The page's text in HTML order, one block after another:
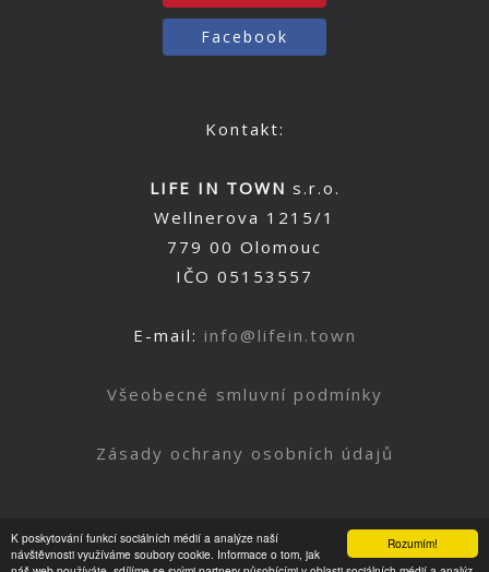
Rozumím!
K poskytování funkcí sociálních médií a analýze naší
návštěvnosti využíváme soubory cookie. Informace o tom, jak
Facebook
Kontakt:
LIFE IN TOWN s.r.o.
Wellnerova 1215/1
779 00 Olomouc
IČO 05153557
E-mail: info@lifein.town
Všeobecné smluvní podmínky
Zásady ochrany osobních údajů
Nahoru